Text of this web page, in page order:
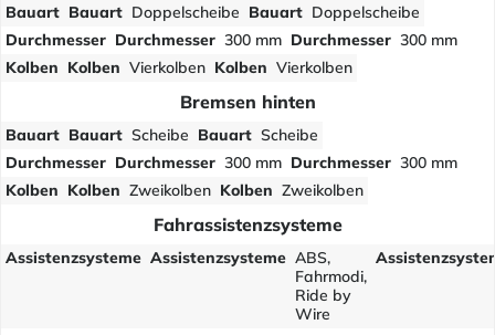
Bauart Bauart Doppelscheibe Bauart Doppelscheibe
Durchmesser Durchmesser 300 mm Durchmesser 300 mm
Kolben Kolben Vierkolben Kolben Vierkolben
Bremsen hinten
Bauart Bauart Scheibe Bauart Scheibe
Durchmesser Durchmesser 300 mm Durchmesser 300 mm
Kolben Kolben Zweikolben Kolben Zweikolben
Fahrassistenzsysteme
Assistenzsysteme Assistenzsysteme ABS,
Fahrmodi,
Ride by
Wire